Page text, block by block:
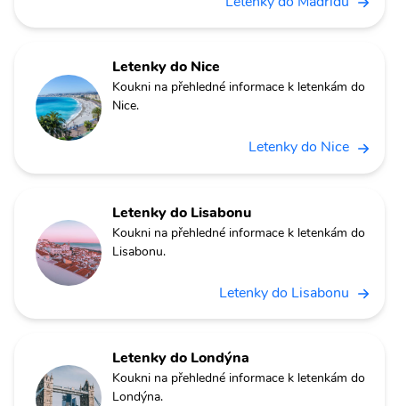
Letenky do Nice
Koukni na přehledné informace k letenkám do
Nice.
Letenky do Nice
Letenky do Lisabonu
Koukni na přehledné informace k letenkám do
Lisabonu.
Letenky do Lisabonu
Letenky do Londýna
Koukni na přehledné informace k letenkám do
Londýna.